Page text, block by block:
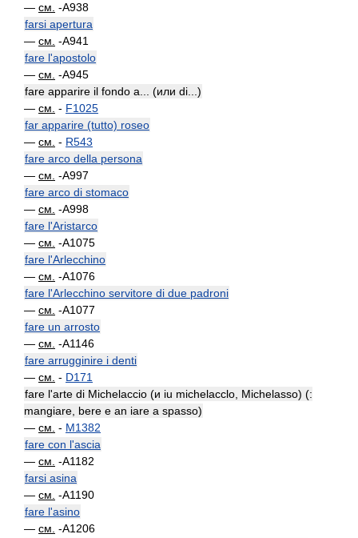
— см. -A938
farsi apertura
— см. -A941
fare l'apostolo
— см. -A945
fare apparire il fondo a... (или di...)
— см. - F1025
far apparire (tutto) roseo
— см. - R543
fare arco della persona
— см. -A997
fare arco di stomaco
— см. -A998
fare l'Aristarco
— см. -A1075
fare l'Arlecchino
— см. -A1076
fare l'Arlecchino servitore di due padroni
— см. -A1077
fare un arrosto
— см. -A1146
fare arrugginire i denti
— см. - D171
fare l'arte di Michelaccio (и iu michelacclo, Michelasso) (:
mangiare, bere e an iare a spasso)
— см. - M1382
fare con l'ascia
— см. -A1182
farsi asina
— см. -A1190
fare l'asino
— см. -A1206